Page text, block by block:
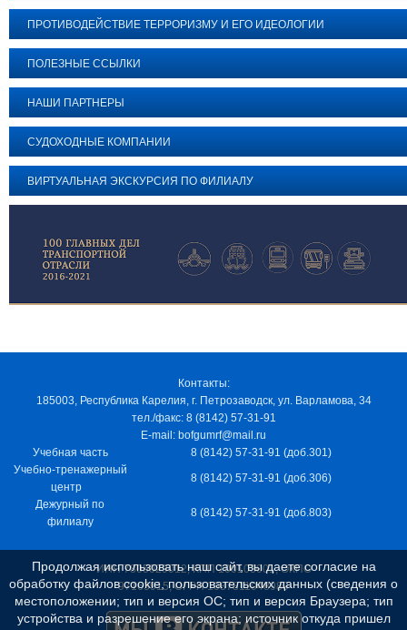
ПРОТИВОДЕЙСТВИЕ ТЕРРОРИЗМУ И ЕГО ИДЕОЛОГИИ
ПОЛЕЗНЫЕ ССЫЛКИ
НАШИ ПАРТНЕРЫ
СУДОХОДНЫЕ КОМПАНИИ
ВИРТУАЛЬНАЯ ЭКСКУРСИЯ ПО ФИЛИАЛУ
Контакты:
185003, Республика Карелия, г. Петрозаводск, ул. Варламова, 34
тел./факс: 8 (8142) 57-31-91
E-mail: bofgumrf@mail.ru
Учебная часть
8 (8142) 57-31-91 (доб.301)
Учебно-тренажерный
центр
8 (8142) 57-31-91 (доб.306)
Дежурный по
филиалу
8 (8142) 57-31-91 (доб.803)
ИНН 7805029012, КПП 100103001, ОКПО
97163915, ОГРН 1037811048989
Продолжая использовать наш сайт, вы даете согласие на
обработку файлов cookie, пользовательских данных (сведения о
местоположении; тип и версия ОС; тип и версия Браузера; тип
устройства и разрешение его экрана; источник откуда пришел